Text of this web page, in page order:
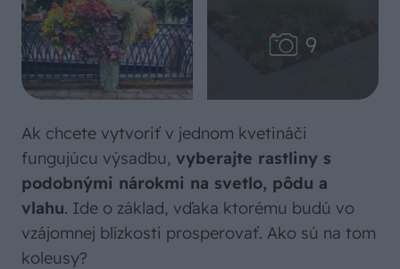
Ak chcete vytvoriť v jednom kvetináči
fungujúcu výsadbu, vyberajte rastliny s
podobnými nárokmi na svetlo, pôdu a
vlahu. Ide o základ, vďaka ktorému budú vo
vzájomnej blízkosti prosperovať. Ako sú na tom
koleusy?